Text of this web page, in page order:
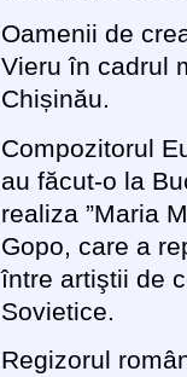
Oamenii de
Vieru în cadrul
Chișinău.
Compozitorul
au făcut-o la
realiza ”Maria
Gopo, care a
între artiştii de
Sovietice.
Regizorul